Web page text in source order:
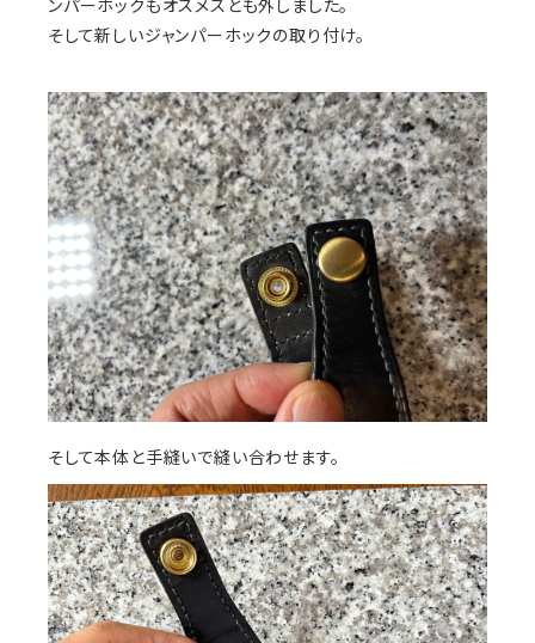
ンパーホックもオスメスとも外しました。
そして新しいジャンパーホックの取り付け。
そして本体と手縫いで縫い合わせます。